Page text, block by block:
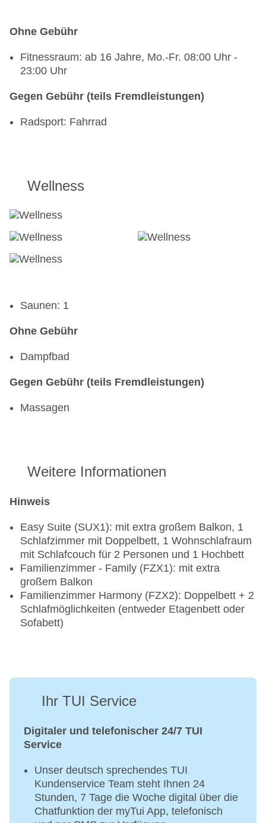
Ohne Gebühr
Fitnessraum: ab 16 Jahre, Mo.-Fr. 08:00 Uhr -
23:00 Uhr
Gegen Gebühr (teils Fremdleistungen)
Radsport: Fahrrad
Wellness
Saunen: 1
Ohne Gebühr
Dampfbad
Gegen Gebühr (teils Fremdleistungen)
Massagen
Weitere Informationen
Hinweis
Easy Suite (SUX1): mit extra großem Balkon, 1
Schlafzimmer mit Doppelbett, 1 Wohnschlafraum
mit Schlafcouch für 2 Personen und 1 Hochbett
Familienzimmer - Family (FZX1): mit extra
großem Balkon
Familienzimmer Harmony (FZX2): Doppelbett + 2
Schlafmöglichkeiten (entweder Etagenbett oder
Sofabett)
Ihr TUI Service
Digitaler und telefonischer 24/7 TUI
Service
Unser deutsch sprechendes TUI
Kundenservice Team steht Ihnen 24
Stunden, 7 Tage die Woche digital über die
Chatfunktion der myTui App, telefonisch